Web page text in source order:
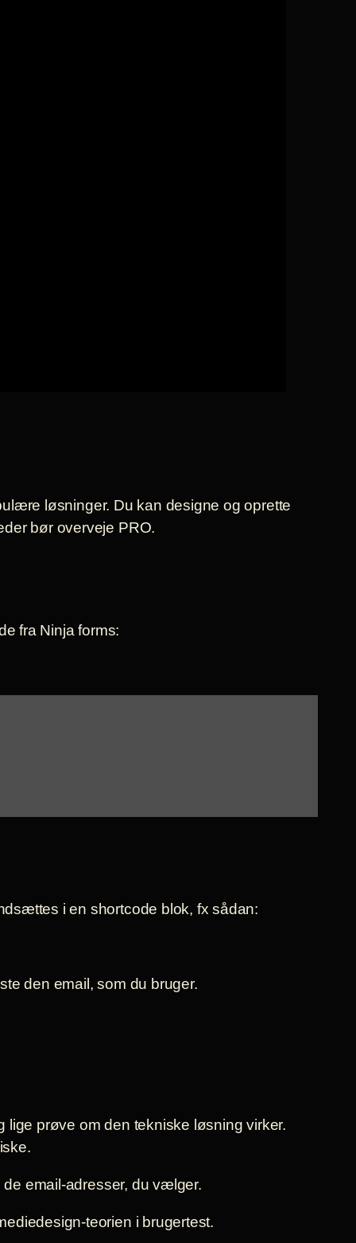
løsninger. Du kan designe og oprette
bør overveje PRO.
fra Ninja forms:
i en shortcode blok, fx sådan:
den email, som du bruger.
lige prøve om den tekniske løsning virker.
email-adresser, du vælger.
teorien i brugertest.